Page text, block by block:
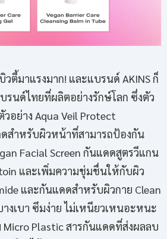
วตี้มาแรงมาก! และแบรนด์ AKINS ก็
รนด์ไทยที่ผลิตอย่างรักษ์โลก ซึ่งตัว
อย่าง Aqua Veil Protect
สำหรับผิวหน้าที่สามารถป้องกัน
Facial Screen กันแดดสูตรวีแกน
และเพิ่มความชุ่มชื่นให้กับผิว
และกันแดดสำหรับผิวกาย Clean
างเบา ซึมง่าย ไม่เหนียวเหนอะหนะ
Plastic สารกันแดดที่ส่งผลลบ